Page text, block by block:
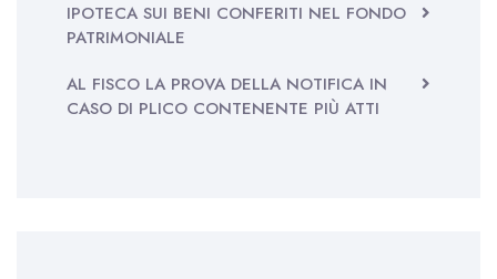
IPOTECA SUI BENI CONFERITI NEL FONDO
PATRIMONIALE
AL FISCO LA PROVA DELLA NOTIFICA IN
CASO DI PLICO CONTENENTE PIÙ ATTI